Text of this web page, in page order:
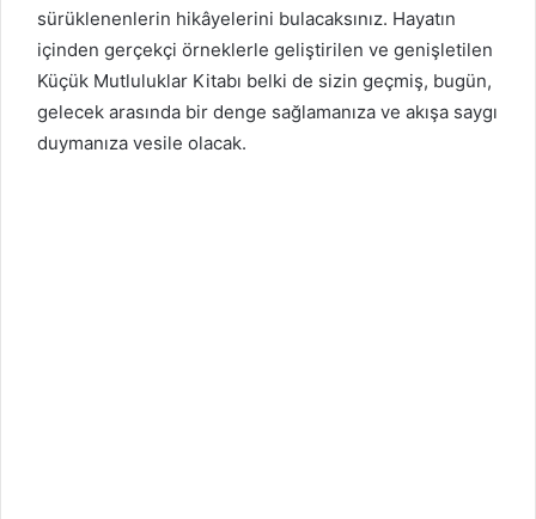
sürüklenenlerin hikâyelerini bulacaksınız. Hayatın
içinden gerçekçi örneklerle geliştirilen ve genişletilen
Küçük Mutluluklar Kitabı belki de sizin geçmiş, bugün,
gelecek arasında bir denge sağlamanıza ve akışa saygı
duymanıza vesile olacak.